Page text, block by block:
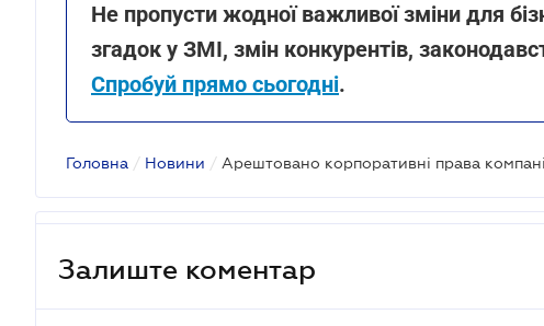
Не пропусти жодної важливої зміни для
згадок у ЗМІ, змін конкурентів,
Спробуй прямо сьогодні.
Головна / Новини /
Залиште коментар